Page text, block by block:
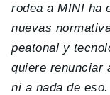
rodea a MINI ha
nuevas
peatonal y
quiere renunciar
ni a nada de